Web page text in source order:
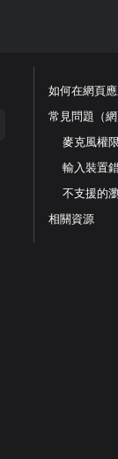
如何在網頁
常見問題（網
麥克風權
輸入裝置
不支援的
相關資源